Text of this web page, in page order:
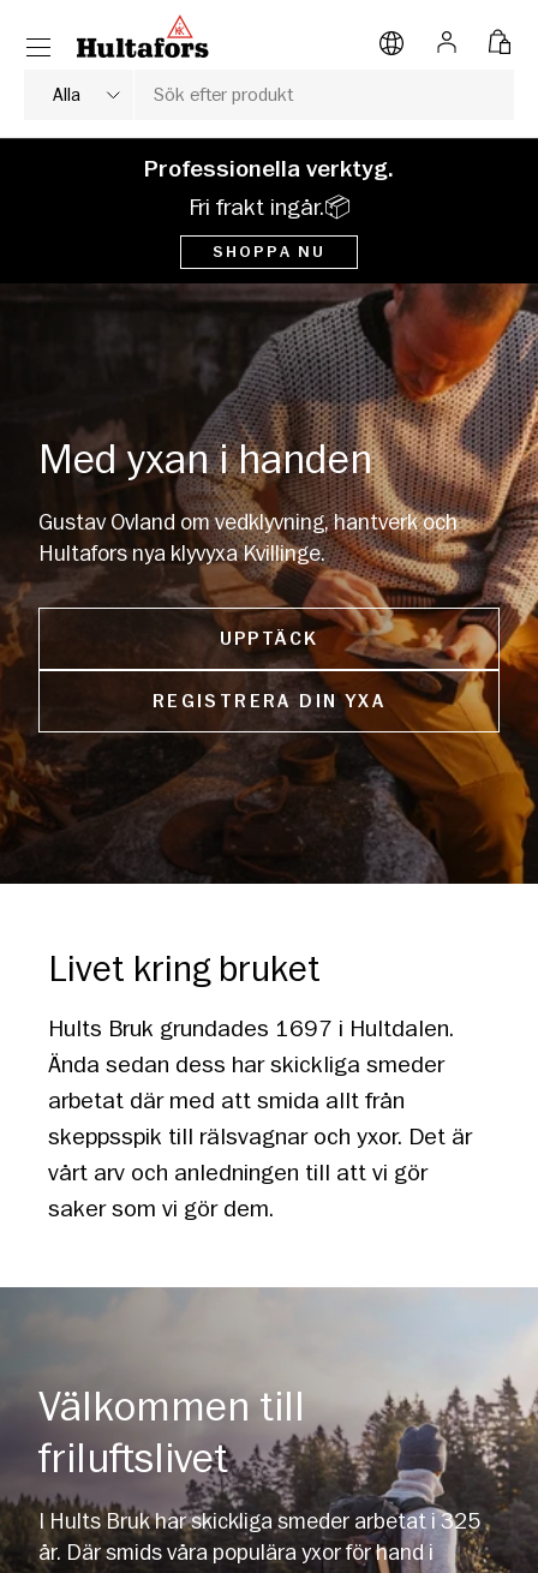
HOPPA TILL INNEHÅLL
Sök
Typ av produkt
Alla
Logga in
Meny
Professionella verktyg.
Fri frakt ingår.📦
SHOPPA NU
Med yxan i handen
Gustav Ovland om vedklyvning, hantverk och
Hultafors nya klyvyxa Kvillinge.
UPPTÄCK
REGISTRERA DIN YXA
Livet kring bruket
Hults Bruk grundades 1697 i Hultdalen.
Ända sedan dess har skickliga smeder
arbetat där med att smida allt från
skeppsspik till rälsvagnar och yxor. Det är
vårt arv och anledningen till att vi gör
saker som vi gör dem.
Välkommen till
friluftslivet
I Hults Bruk har skickliga smeder arbetat i 325
år. Där smids våra populära yxor för hand i